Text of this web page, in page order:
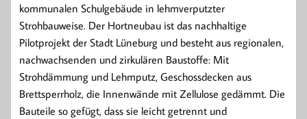
kommunalen Schulgebäude in lehmverputzter
Strohbauweise. Der Hortneubau ist das nachhaltige
Pilotprojekt der Stadt Lüneburg und besteht aus regionalen,
nachwachsenden und zirkulären Baustoffe: Mit
Strohdämmung und Lehmputz, Geschossdecken aus
Brettsperrholz, die Innenwände mit Zellulose gedämmt. Die
Bauteile so gefügt, dass sie leicht getrennt und